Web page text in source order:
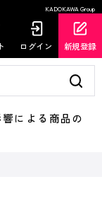
KADOKAWA Group
ログイン 新規登録
による商品の